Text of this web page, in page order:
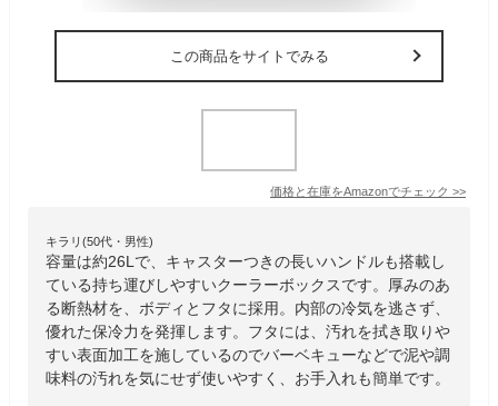
この商品をサイトでみる
価格と在庫をAmazonでチェック >>
キラリ(50代・男性)
容量は約26Lで、キャスターつきの長いハンドルも搭載し
ている持ち運びしやすいクーラーボックスです。厚みのあ
る断熱材を、ボディとフタに採用。内部の冷気を逃さず、
優れた保冷力を発揮します。フタには、汚れを拭き取りや
すい表面加工を施しているのでバーベキューなどで泥や調
味料の汚れを気にせず使いやすく、お手入れも簡単です。